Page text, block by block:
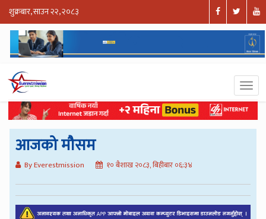
शुक्रबार, साउन २२, २०८३
आजको मौसम
By Everestmission १० बैशाख २०८३, बिहीबार ०६:३४